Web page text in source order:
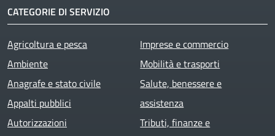
CATEGORIE DI SERVIZIO
Agricoltura e pesca
Ambiente
Anagrafe e stato civile
Appalti pubblici
Autorizzazioni
Imprese e commercio
Mobilità e trasporti
Salute, benessere e
assistenza
Tributi, finanze e